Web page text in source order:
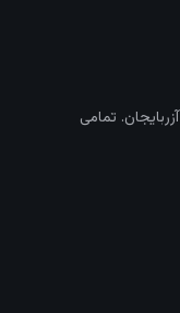
تمامی